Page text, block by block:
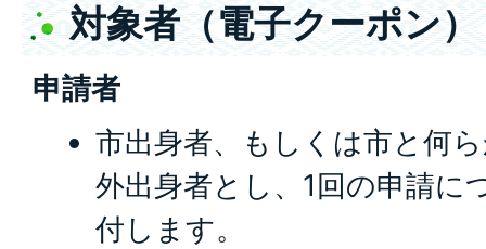
対象者（電子クーポン）
申請者
市出身者、もしくは市と何
外出身者とし、1回の申請に
付します。